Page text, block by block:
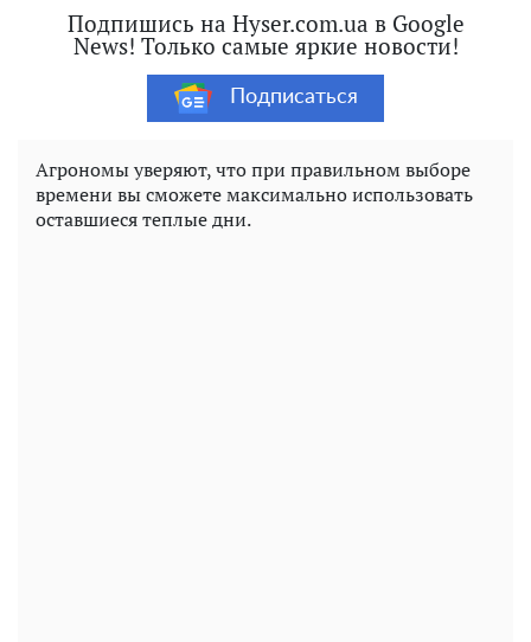
Подпишись на Hyser.com.ua в Google
News! Только самые яркие новости!
Подписаться
Агрономы уверяют, что при правильном выборе
времени вы сможете максимально использовать
оставшиеся теплые дни.